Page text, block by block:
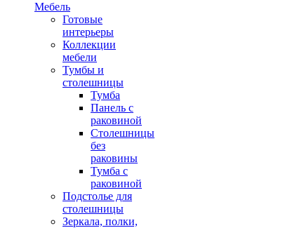
Мебель
Готовые
интерьеры
Коллекции
мебели
Тумбы и
столешницы
Тумба
Панель с
раковиной
Столешницы
без
раковины
Тумба с
раковиной
Подстолье для
столешницы
Зеркала, полки,